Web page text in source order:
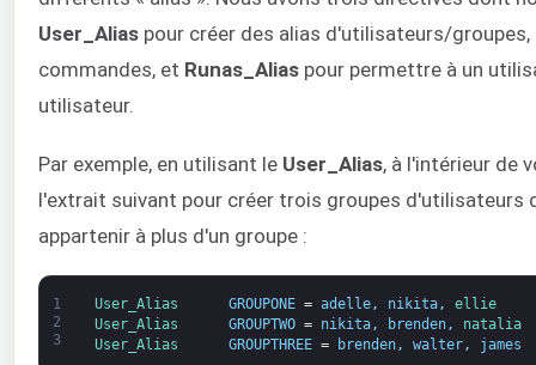
User_Alias pour créer des alias d'utilisateurs/groupes,
commandes, et Runas_Alias pour permettre à un
utilisateur.
Par exemple, en utilisant le User_Alias, à l'intérieur de
l'extrait suivant pour créer trois groupes
appartenir à plus d'un groupe :
1
2
3
User_Alias GROUPONE = adelle, nikita,
ellie
User_Alias GROUPTWO = nikita, brenden,
natalia
User_Alias GROUPTHREE = brenden, walter, james